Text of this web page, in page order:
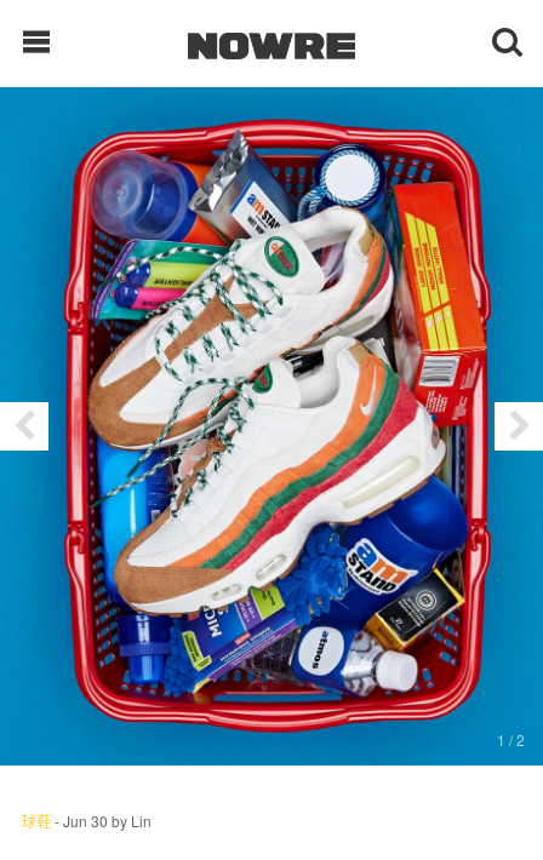
每日鲜榨
现客视点
每日栏目
时 尚
球 鞋
生 活
科 技
关于我们 联系我们
1 / 2
球鞋-Jun 30 by Lin